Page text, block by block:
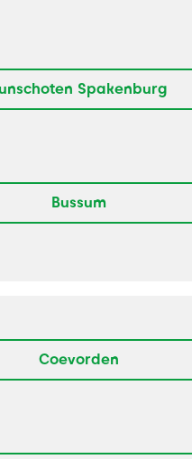
Spakenburg
Bussum
Coevorden